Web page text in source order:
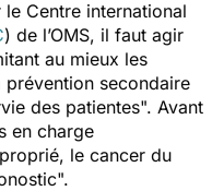
Centre international
) de l’OMS, il faut agir
au mieux les
secondaire
des patientes". Avant
en charge
le cancer du